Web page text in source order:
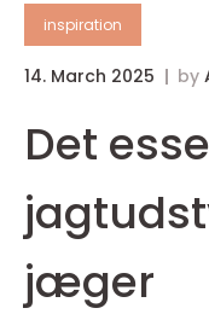
inspiration
14. March 2025 by
Det
jæger